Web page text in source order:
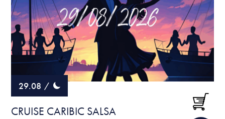
29.08 /
CRUISE CARIBIC SALSA